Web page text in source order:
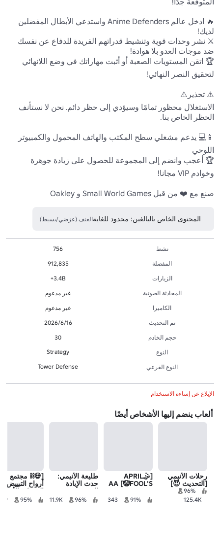
صنع مع ❤️ من قبل Small World Games و Oakley
المحتوى الخاص بالبالغين: محدود للغايةالعنف (عرَضي/بسيط)
نشط
756
المفضلة
912,835
الزيارات
3.4B+
المحادثة الصوتية
غير مدعوم
الكاميرا
غير مدعوم
تم التحديث
16‏/6‏/2026
حجم الخادم
30
النوع
Strategy
النوع الفرعي Tower Defense
الإبلاغ عن إساءة الاستخدام
ألعاب ينضم إليها الأشخاص أيضًا
رحلات الأنيمي
[التحديث 😈]
96%
125.4K
[🤹APRIL
FOOL'S🤡] AA
91%
343
طليعة الأنيمي:
حدث الإبادة
الجزئية 2
96%
11.9K
[💀⛓️ مجتمع
أرواح التبييض]
المعركة الأخيرة
في الأنيمي
95%